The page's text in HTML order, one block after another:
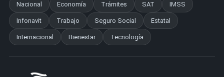
Nacional
Economía Trámites SAT IMSS
Infonavit Trabajo Seguro Social Estatal
Internacional Bienestar Tecnología